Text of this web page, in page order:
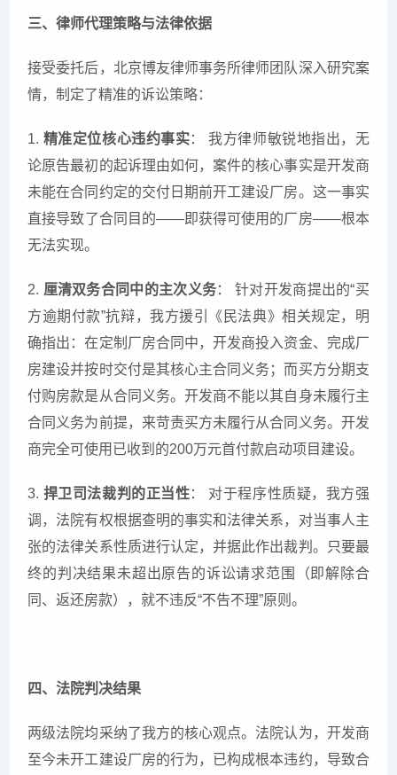
三、律师代理策略与法律依据
接受委托后，北京博友律师事务所律师团队深入研究案
情，制定了精准的诉讼策略：
1. 精准定位核心违约事实： 我方律师敏锐地指出，无
论原告最初的起诉理由如何，案件的核心事实是开发商
未能在合同约定的交付日期前开工建设厂房。这一事实
直接导致了合同目的——即获得可使用的厂房——根本
无法实现。
2. 厘清双务合同中的主次义务： 针对开发商提出的“买
方逾期付款”抗辩，我方援引《民法典》相关规定，明
确指出：在定制厂房合同中，开发商投入资金、完成厂
房建设并按时交付是其核心主合同义务；而买方分期支
付购房款是从合同义务。开发商不能以其自身未履行主
合同义务为前提，来苛责买方未履行从合同义务。开发
商完全可使用已收到的200万元首付款启动项目建设。
3. 捍卫司法裁判的正当性： 对于程序性质疑，我方强
调，法院有权根据查明的事实和法律关系，对当事人主
张的法律关系性质进行认定，并据此作出裁判。只要最
终的判决结果未超出原告的诉讼请求范围（即解除合
同、返还房款），就不违反“不告不理”原则。
四、法院判决结果
两级法院均采纳了我方的核心观点。法院认为，开发商
至今未开工建设厂房的行为，已构成根本违约，导致合